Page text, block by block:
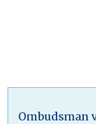
Ombudsman